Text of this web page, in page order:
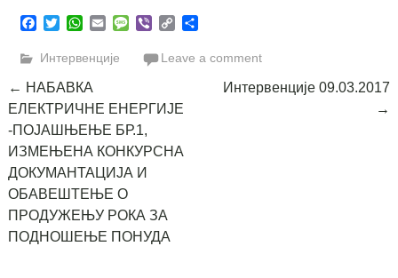
Facebook
TwitterWhatsApp
EmailMessage
ViberCopy
Интервенције Leave a comment
Post
navigation
← НАБАВКА
ЕЛЕКТРИЧНЕ ЕНЕРГИЈЕ
-ПОЈАШЊЕЊЕ БР.1,
ИЗМЕЊЕНА КОНКУРСНА
ДОКУМАНТАЦИЈА И
ОБАВЕШТЕЊЕ О
ПРОДУЖЕЊУ РОКА ЗА
ПОДНОШЕЊЕ ПОНУДА
Интервенције 09.03.2017
→